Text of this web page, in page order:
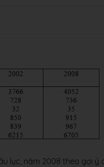
lục, năm 2008 theo gợi ý